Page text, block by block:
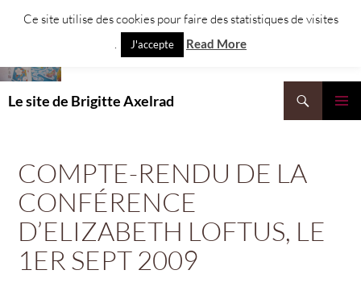
Le site de Brigitte Axelrad
COMPTE-RENDU DE LA
CONFÉRENCE
D’ELIZABETH LOFTUS, LE
1ER SEPT 2009
Ce site utilise des cookies pour faire des statistiques de visites
.
J'accepte Read More